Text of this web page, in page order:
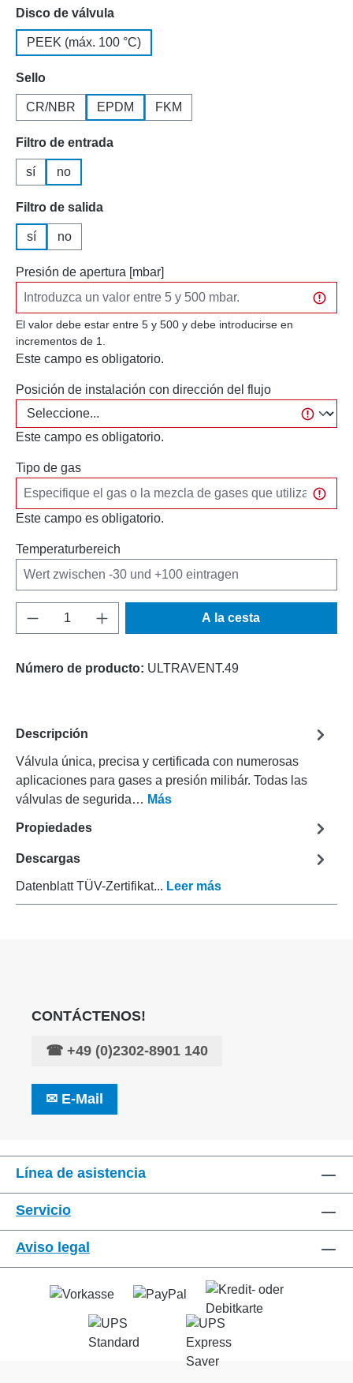
Seleccione
Disco de válvula
PEEK (máx. 100 °C)
Seleccione
Sello
CR/NBR EPDM FKM
Seleccione
Filtro de entrada
sí no
Seleccione
Filtro de salida
sí no
Presión de apertura [mbar]
El valor debe estar entre 5 y 500 y debe introducirse en
incrementos de 1.
Este campo es obligatorio.
Posición de instalación con dirección del flujo
Este campo es obligatorio.
Tipo de gas
Este campo es obligatorio.
Temperaturbereich
Cantidad del producto: introduce la
A la cesta
Número de producto: ULTRAVENT.49
Descripción
Válvula única, precisa y certificada con numerosas
aplicaciones para gases a presión milibár. Todas las
válvulas de segurida… Más
Propiedades
Descargas
Datenblatt TÜV-Zertifikat... Leer más
CONTÁCTENOS!
☎ +49 (0)2302-8901 140
✉ E-Mail
Línea de asistencia
Servicio
Aviso legal